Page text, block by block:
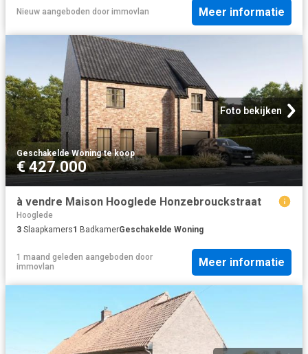
Nieuw aangeboden door immovlan Meer informatie
Foto bekijken
Geschakelde Woning·te koop
€ 427.000
à vendre Maison Hooglede Honzebrouckstraat
Hooglede
3 Slaapkamers1 BadkamerGeschakelde Woning
1 maand geleden aangeboden door
immovlan
Meer informatie